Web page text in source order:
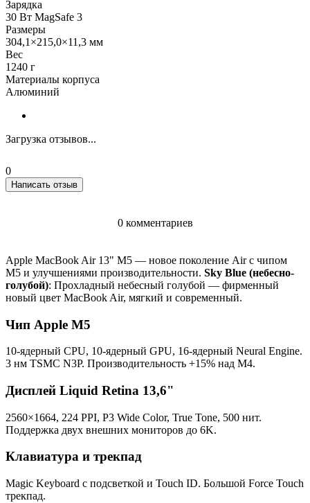
Зарядка
30 Вт MagSafe 3
Размеры
304,1×215,0×11,3 мм
Вес
1240 г
Материалы корпуса
Алюминий
Загрузка отзывов...
0
Написать отзыв
0 комментариев
Apple MacBook Air 13" M5 — новое поколение Air с чипом
M5 и улучшениями производительности. Sky Blue (небесно-
голубой): Прохладный небесный голубой — фирменный
новый цвет MacBook Air, мягкий и современный.
Чип Apple M5
10-ядерный CPU, 10-ядерный GPU, 16-ядерный Neural Engine.
3 нм TSMC N3P. Производительность +15% над M4.
Дисплей Liquid Retina 13,6"
2560×1664, 224 PPI, P3 Wide Color, True Tone, 500 нит.
Поддержка двух внешних мониторов до 6K.
Клавиатура и трекпад
Magic Keyboard с подсветкой и Touch ID. Большой Force Touch
трекпад.